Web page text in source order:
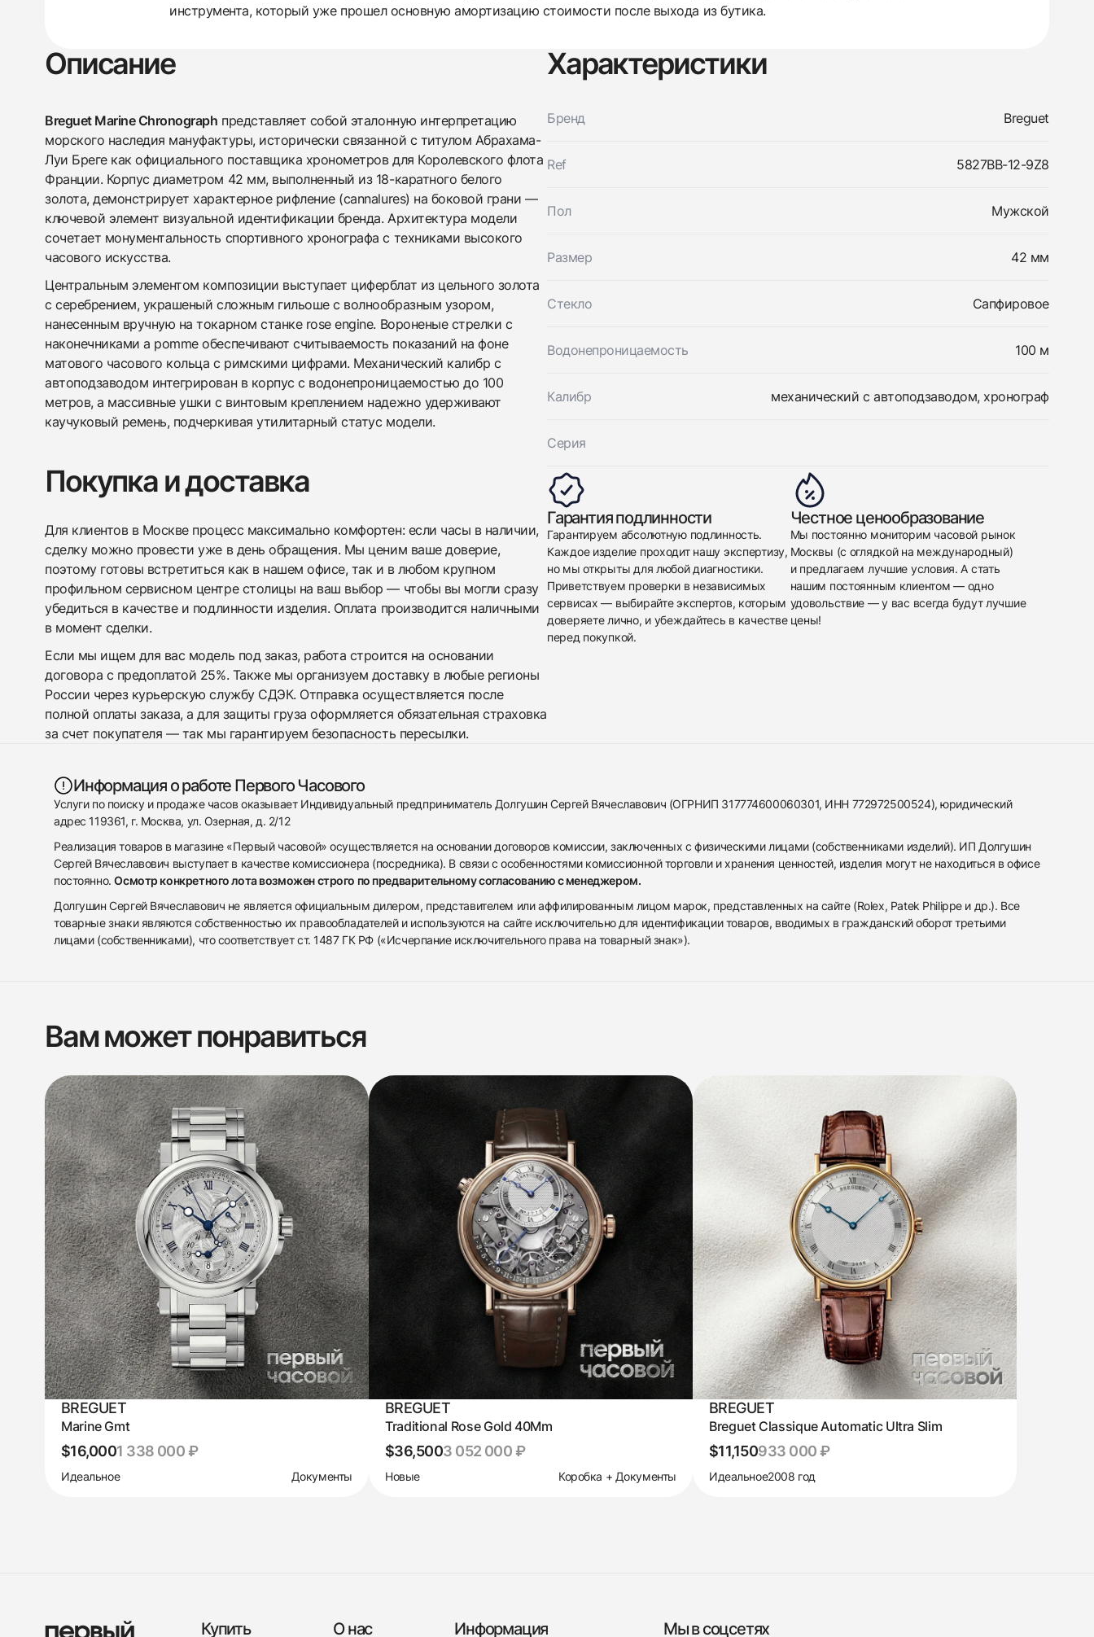
инструмента, который уже прошел основную амортизацию стоимости после выхода из бутика.
Описание
Breguet Marine Chronograph представляет собой эталонную интерпретацию
морского наследия мануфактуры, исторически связанной с титулом Абрахама-
Луи Бреге как официального поставщика хронометров для Королевского флота
Франции. Корпус диаметром 42 мм, выполненный из 18-каратного белого
золота, демонстрирует характерное рифление (cannalures) на боковой грани —
ключевой элемент визуальной идентификации бренда. Архитектура модели
сочетает монументальность спортивного хронографа с техниками высокого
часового искусства.
Центральным элементом композиции выступает циферблат из цельного золота
с серебрением, украшеный сложным гильоше с волнообразным узором,
нанесенным вручную на токарном станке rose engine. Вороненые стрелки с
наконечниками a pomme обеспечивают считываемость показаний на фоне
матового часового кольца с римскими цифрами. Механический калибр с
автоподзаводом интегрирован в корпус с водонепроницаемостью до 100
метров, а массивные ушки с винтовым креплением надежно удерживают
каучуковый ремень, подчеркивая утилитарный статус модели.
Характеристики
Бренд Breguet
Ref 5827BB-12-9Z8
Пол Мужской
Размер 42 мм
Стекло Сапфировое
Водонепроницаемость 100 м
Калибр механический с автоподзаводом, хронограф
Серия
Покупка и доставка
Для клиентов в Москве процесс максимально комфортен: если часы в наличии,
сделку можно провести уже в день обращения. Мы ценим ваше доверие,
поэтому готовы встретиться как в нашем офисе, так и в любом крупном
профильном сервисном центре столицы на ваш выбор — чтобы вы могли сразу
убедиться в качестве и подлинности изделия. Оплата производится наличными
в момент сделки.
Если мы ищем для вас модель под заказ, работа строится на основании
договора с предоплатой 25%. Также мы организуем доставку в любые регионы
России через курьерскую службу СДЭК. Отправка осуществляется после
полной оплаты заказа, а для защиты груза оформляется обязательная страховка
за счет покупателя — так мы гарантируем безопасность пересылки.
Гарантия подлинности
Гарантируем абсолютную подлинность.
Каждое изделие проходит нашу экспертизу,
но мы открыты для любой диагностики.
Приветствуем проверки в независимых
сервисах — выбирайте экспертов, которым
доверяете лично, и убеждайтесь в качестве
перед покупкой.
Честное ценообразование
Мы постоянно мониторим часовой рынок
Москвы (с оглядкой на международный)
и предлагаем лучшие условия. А стать
нашим постоянным клиентом — одно
удовольствие — у вас всегда будут лучшие
цены!
Информация о работе Первого Часового
Услуги по поиску и продаже часов оказывает Индивидуальный предприниматель Долгушин Сергей Вячеславович (ОГРНИП 317774600060301, ИНН 772972500524), юридический
адрес 119361, г. Москва, ул. Озерная, д. 2/12
Реализация товаров в магазине «Первый часовой» осуществляется на основании договоров комиссии, заключенных с физическими лицами (собственниками изделий). ИП Долгушин
Сергей Вячеславович выступает в качестве комиссионера (посредника). В связи с особенностями комиссионной торговли и хранения ценностей, изделия могут не находиться в офисе
постоянно.Осмотр конкретного лота возможен строго по предварительному согласованию с менеджером.
Долгушин Сергей Вячеславович не является официальным дилером, представителем или аффилированным лицом марок, представленных на сайте (Rolex, Patek Philippe и др.). Все
товарные знаки являются собственностью их правообладателей и используются на сайте исключительно для идентификации товаров, вводимых в гражданский оборот третьими
лицами (собственниками), что соответствует ст. 1487 ГК РФ («Исчерпание исключительного права на товарный знак»).
Заказать эти часы
Оставьте ваши контактные данные и мы свяжемся с
вами
Breguet
Marine Chronograph
Коробка + Документы
$21,150
Отправить заявку
Оставьте ваши контактные данные и мы свяжемся с
вами
Breguet
Marine Chronograph
Хорошее
$21,150
Приложите фото ваших часов…
Вам может понравиться
BREGUET
Marine Gmt
$16,0001 338 000 ₽
Идеальное Документы
BREGUET
Traditional Rose Gold 40Mm
$36,5003 052 000 ₽
Новые Коробка + Документы
BREGUET
Breguet Classique Automatic Ultra Slim
$11,150933 000 ₽
Идеальное2008 год
Купить О нас Информация Мы в соцсетях